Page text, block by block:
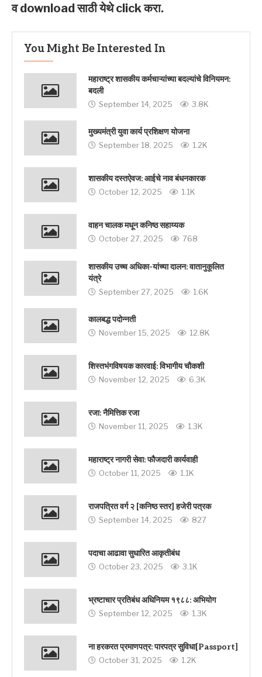
व download साठी येथे click करा.
You Might Be Interested In
महाराष्ट्र शासकीय कर्मचाऱ्यांच्या बदल्यांचे विनियमन:
बदली
September 14, 2025 3.8K
मुख्यमंत्री युवा कार्य प्रशिक्षण योजना
September 18, 2025 1.2K
शासकीय दस्तऐवज: आईचे नाव बंधनकारक
October 12, 2025 1.1K
वाहन चालक मधून कनिष्ठ सहाय्यक
October 27, 2025 768
शासकीय उच्च अधिका-यांच्या दालन: वातानुकूलित
यंत्रे
September 27, 2025 1.6K
कालबद्ध पदोन्नती
November 15, 2025 12.8K
शिस्तभंगविषयक कारवाई: विभागीय चौकशी
November 12, 2025 6.3K
रजा: नैमित्तिक रजा
November 11, 2025 1.3K
महाराष्ट्र नागरी सेवा: फौजदारी कार्यवाही
October 11, 2025 1.1K
राजपत्रित वर्ग २ [कनिष्ठ स्तर] हजेरी पत्रक
September 14, 2025 827
पदाचा आढावा सुधारित आकृतीबंध
October 23, 2025 3.1K
भ्रष्टाचार प्रतिबंध अधिनियम १९८८: अभियोग
September 12, 2025 1.3K
ना हरकरत प्रमाणपत्र: पारपत्र सुविधा[Passport]
October 31, 2025 1.2K